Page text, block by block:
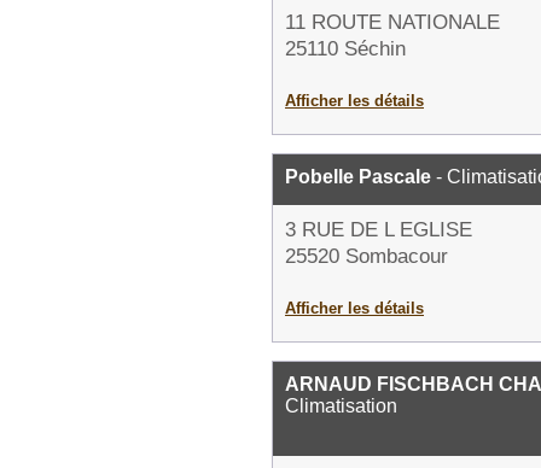
11 ROUTE NATIONALE
25110 Séchin
Afficher les détails
Pobelle Pascale -
3 RUE DE L EGLISE
25520 Sombacour
Afficher les détails
ARNAUD FISCHBACH
Climatisation